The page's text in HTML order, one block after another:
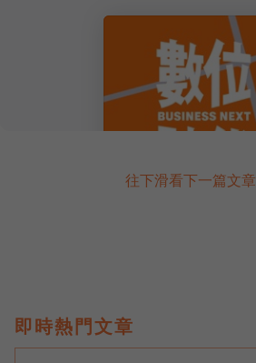
往下滑看下一篇文章
即時熱門文章